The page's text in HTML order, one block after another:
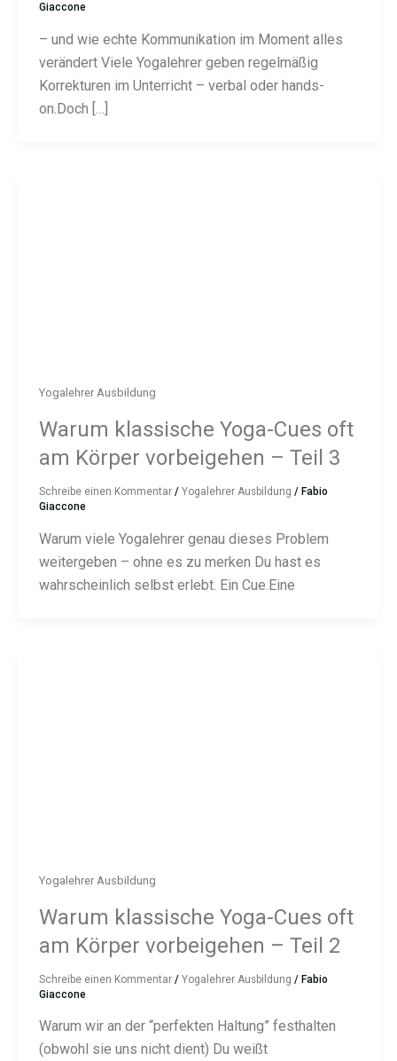
Giaccone
– und wie echte Kommunikation im Moment alles
verändert Viele Yogalehrer geben regelmäßig
Korrekturen im Unterricht – verbal oder hands-
on.Doch […]
Yogalehrer Ausbildung
Warum klassische Yoga-Cues oft
am Körper vorbeigehen – Teil 3
Schreibe einen Kommentar / Yogalehrer Ausbildung / Fabio
Giaccone
Warum viele Yogalehrer genau dieses Problem
weitergeben – ohne es zu merken Du hast es
wahrscheinlich selbst erlebt. Ein Cue.Eine
Yogalehrer Ausbildung
Warum klassische Yoga-Cues oft
am Körper vorbeigehen – Teil 2
Schreibe einen Kommentar / Yogalehrer Ausbildung / Fabio
Giaccone
Warum wir an der “perfekten Haltung” festhalten
(obwohl sie uns nicht dient) Du weißt